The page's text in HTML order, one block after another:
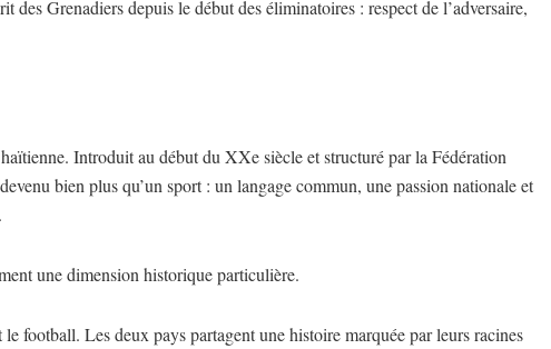
des Grenadiers depuis le début des éliminatoires : respect de l’adversaire,
Introduit au début du XXe siècle et structuré par la Fédération
bien plus qu’un sport : un langage commun, une passion nationale et
une dimension historique particulière.
football. Les deux pays partagent une histoire marquée par leurs racines